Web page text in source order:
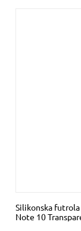
Silikonska futrola
Note 10